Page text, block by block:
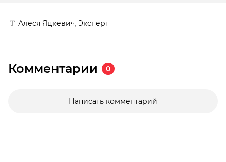
Алеся Яцкевич, Эксперт
Комментарии 0
Написать комментарий